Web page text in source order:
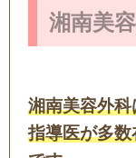
湘南美
湘南美容外
指導医が多